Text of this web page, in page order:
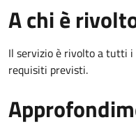
A chi è
Il servizio è rivolto a tutti i
requisiti previsti.